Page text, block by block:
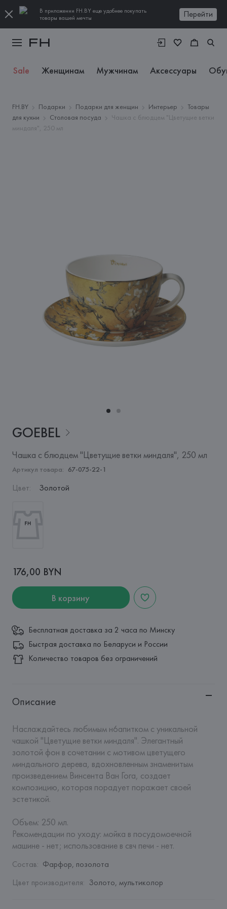
В приложении FH.BY еще удобнее покупать
товары вашей мечты
Перейти
Sale Женщинам Мужчинам Аксессуары
FH.BY Подарки Подарки для женщин Интерьер
Товары
для кухни
Столовая посуда
Чашка с блюдцем "Цветущие ветки
миндаля", 250 мл
GOEBEL
Чашка с блюдцем "Цветущие ветки миндаля", 250 мл
Артикул товара: 67-075-22-1
Цвет: Золотой
176,00 BYN
В корзину
Бесплатная доставка за 2 часа по Минску
Быстрая доставка по Беларуси и России
Количество товаров без ограничений
Описание
Наслаждайтесь любимым н6апитком с уникальной
чашкой "Цветущие ветки миндаля". Элегантный
золотой фон в сочетании с мотивом цветущего
миндального дерева, вдохновленным знаменитым
произведением Винсента Ван Гога, создает
композицию, которая порадует поражает своей
эстетикой.
Объем: 250 мл.
Рекомендации по уходу: мойка в посудомоечной
машине - нет; использование в свч печи - нет.
Состав: Фарфор, позолота
Цвет производителя: Золото, мультиколор